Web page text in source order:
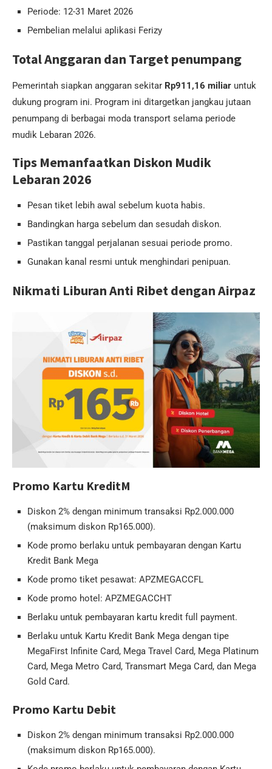
Periode: 12-31 Maret 2026
Pembelian melalui aplikasi Ferizy
Total Anggaran dan Target penumpang
Pemerintah siapkan anggaran sekitar Rp911,16 miliar untuk
dukung program ini. Program ini ditargetkan jangkau jutaan
penumpang di berbagai moda transport selama periode
mudik Lebaran 2026.
Tips Memanfaatkan Diskon Mudik
Lebaran 2026
Pesan tiket lebih awal sebelum kuota habis.
Bandingkan harga sebelum dan sesudah diskon.
Pastikan tanggal perjalanan sesuai periode promo.
Gunakan kanal resmi untuk menghindari penipuan.
Nikmati Liburan Anti Ribet dengan Airpaz
Promo Kartu KreditM
Diskon 2% dengan minimum transaksi Rp2.000.000
(maksimum diskon Rp165.000).
Kode promo berlaku untuk pembayaran dengan Kartu
Kredit Bank Mega
Kode promo tiket pesawat: APZMEGACCFL
Kode promo hotel: APZMEGACCHT
Berlaku untuk pembayaran kartu kredit full payment.
Berlaku untuk Kartu Kredit Bank Mega dengan tipe
MegaFirst Infinite Card, Mega Travel Card, Mega Platinum
Card, Mega Metro Card, Transmart Mega Card, dan Mega
Gold Card.
Promo Kartu Debit
Diskon 2% dengan minimum transaksi Rp2.000.000
(maksimum diskon Rp165.000).